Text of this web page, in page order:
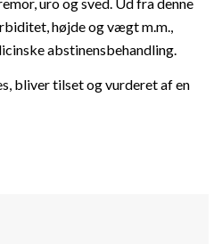
højde og vægt m.m.,
abstinensbehandling.
bliver tilset og vurderet af en